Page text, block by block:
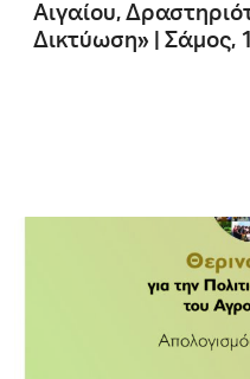
Αιγαίου,
Δικτύωση» | Σάμος,